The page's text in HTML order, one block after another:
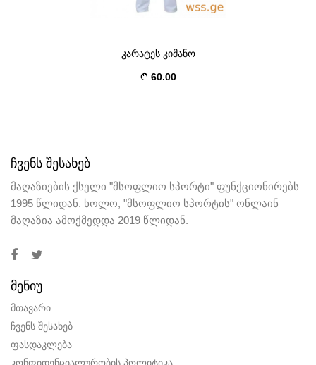
კარატეს კიმანო
60.00
ᲩᲕᲔᲜᲡ ᲨᲔᲡᲐᲮᲔᲑ
მაღაზიების ქსელი "მსოფლიო სპორტი" ფუნქციონირებს
1995 წლიდან. ხოლო, "მსოფლიო სპორტის" ონლაინ
მაღაზია ამოქმედდა 2019 წლიდან.
ᲛᲔᲜᲘᲣ
მთავარი
ჩვენს შესახებ
ფასდაკლება